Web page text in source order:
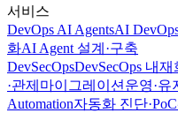
서비스
DevOps AI AgentsAI
화AI Agent 설계·구축
DevSecOpsDevSecOps 내재
·관제 마이그레이션 운영·유
Automation자동화 진단·PoC